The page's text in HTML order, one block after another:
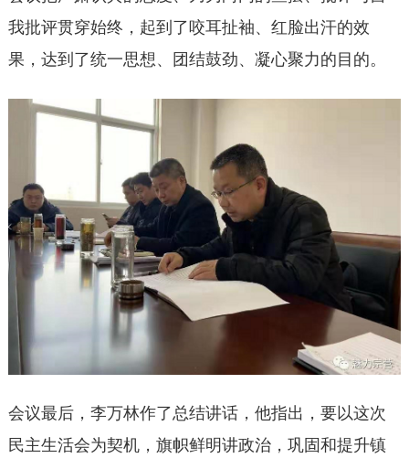
我批评贯穿始终，起到了咬耳扯袖、红脸出汗的效
果，达到了统一思想、团结鼓劲、凝心聚力的目的。
会议最后，李万林作了总结讲话，他指出，要以这次
民主生活会为契机，旗帜鲜明讲政治，巩固和提升镇